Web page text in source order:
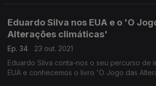
Eduardo Silva nos EUA e o 'O
Alterações climáticas'
Ep. 34
23 out. 2021
Eduardo Silva conta-nos o seu percurso de
EUA e conhecemos o livro 'O Jogo das